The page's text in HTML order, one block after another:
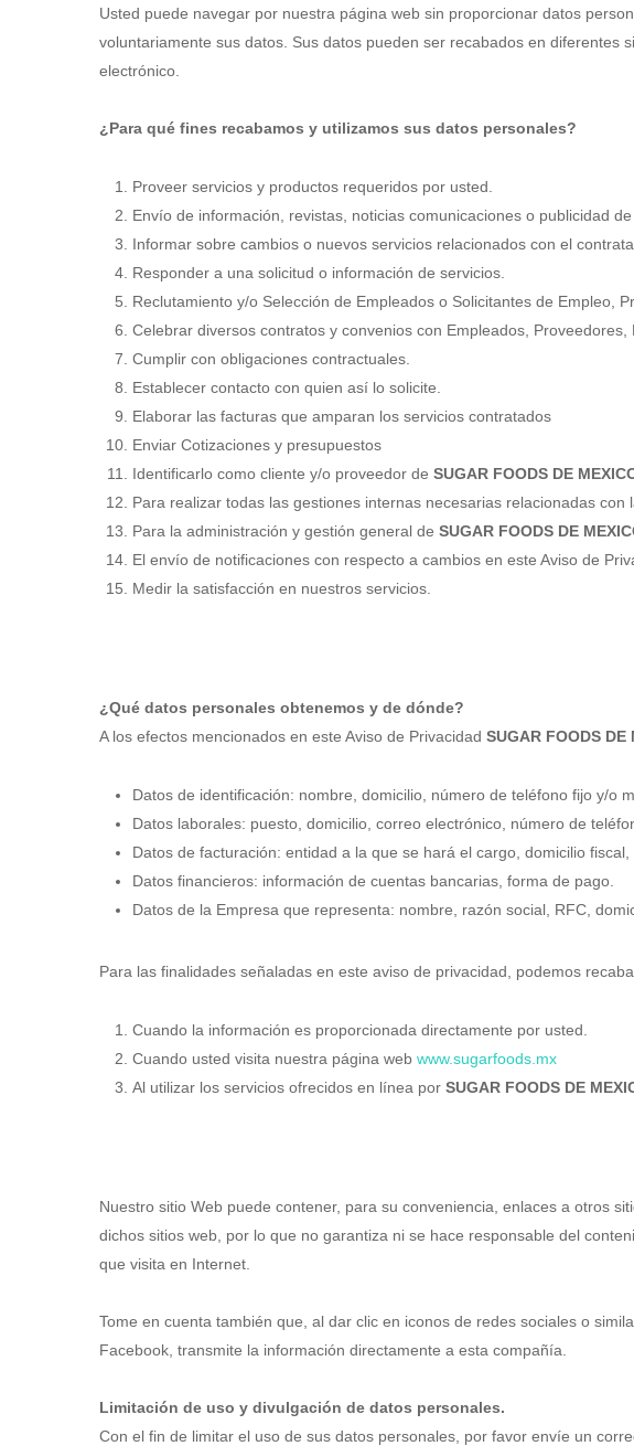
Usted puede navegar por nuestra página web sin proporcionar datos
voluntariamente sus datos. Sus datos pueden ser recabados en
electrónico.
¿Para qué fines recabamos y utilizamos sus datos personales?
Proveer servicios y productos requeridos por usted.
Envío de información, revistas, noticias comunicaciones o publicidad de
Informar sobre cambios o nuevos servicios relacionados con el
Responder a una solicitud o información de servicios.
Reclutamiento y/o Selección de Empleados o Solicitantes de Empleo,
Celebrar diversos contratos y convenios con Empleados,
Cumplir con obligaciones contractuales.
Establecer contacto con quien así lo solicite.
Elaborar las facturas que amparan los servicios contratados
Enviar Cotizaciones y presupuestos
Identificarlo como cliente y/o proveedor de SUGAR FOODS DE
Para realizar todas las gestiones internas necesarias relacionadas con
Para la administración y gestión general de SUGAR FOODS DE
El envío de notificaciones con respecto a cambios en este Aviso de
Medir la satisfacción en nuestros servicios.
¿Qué datos personales obtenemos y de dónde?
A los efectos mencionados en este Aviso de Privacidad SUGAR FOODS DE
Datos de identificación: nombre, domicilio, número de teléfono fijo y/o
Datos laborales: puesto, domicilio, correo electrónico, número de
Datos de facturación: entidad a la que se hará el cargo, domicilio fiscal,
Datos financieros: información de cuentas bancarias, forma de pago.
Datos de la Empresa que representa: nombre, razón social, RFC,
Para las finalidades señaladas en este aviso de privacidad, podemos
Cuando la información es proporcionada directamente por usted.
Cuando usted visita nuestra página web www.sugarfoods.mx
Al utilizar los servicios ofrecidos en línea por SUGAR FOODS DE
Nuestro sitio Web puede contener, para su conveniencia, enlaces a otros
dichos sitios web, por lo que no garantiza ni se hace responsable del
que visita en Internet.
Tome en cuenta también que, al dar clic en iconos de redes sociales o
Facebook, transmite la información directamente a esta compañía.
Limitación de uso y divulgación de datos personales.
Con el fin de limitar el uso de sus datos personales, por favor envíe un